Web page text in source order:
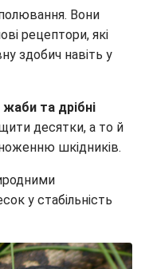
Вони
рецептори, які
здобич навіть у
та дрібні
десятки, а то й
шкідників.
у стабільність